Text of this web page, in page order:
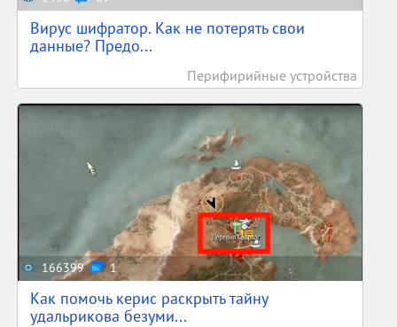
Вирус шифратор. Как не потерять свои
данные? Предо...
Перифирийные устройства
166399 1
Как помочь керис раскрыть тайну
удальрикова безуми...